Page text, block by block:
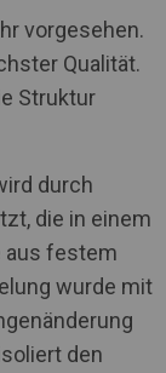
vorgesehen.
Qualität.
Struktur
durch
die in einem
aus festem
wurde mit
den